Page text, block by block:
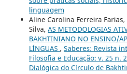
linguagem
Aline Carolina Ferreira
Silva, AS METODOLOGIAS
BAKHTINIANO NO ENSINO/
LÍNGUAS , Saberes: Revista
Filosofia e Educação: v. 25 n.
Dialógica do Círculo de